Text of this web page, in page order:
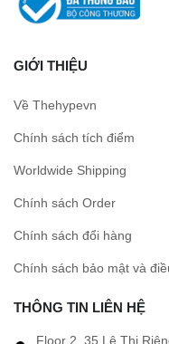
GIỚI THIỆU
Về Thehypevn
Chính sách tích điểm
Worldwide Shipping
Chính sách Order
Chính sách đổi hàng
Chính sách bảo mật và
THÔNG TIN LIÊN HỆ
Floor 2, 35 Lê Thị